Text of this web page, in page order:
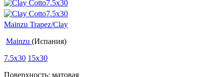
Mainzu Trapez/Clay
Mainzu (Испания)
7.5x30 15x30
Поверхность: матовая